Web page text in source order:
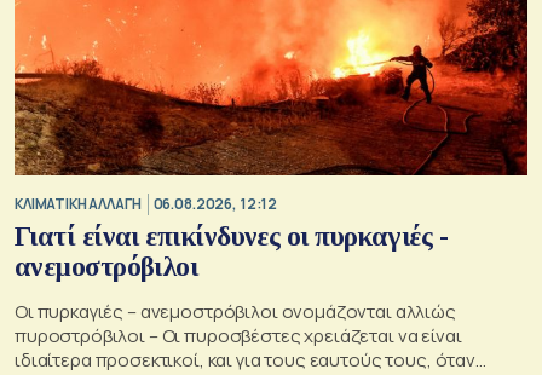
ΚΛΙΜΑΤΙΚΗ ΑΛΛΑΓΗ 06.08.2026, 12:12
Γιατί είναι επικίνδυνες οι πυρκαγιές -
ανεμοστρόβιλοι
Οι πυρκαγιές – ανεμοστρόβιλοι ονομάζονται αλλιώς
πυροστρόβιλοι – Οι πυροσβέστες χρειάζεται να είναι
ιδιαίτερα προσεκτικοί, και για τους εαυτούς τους, όταν